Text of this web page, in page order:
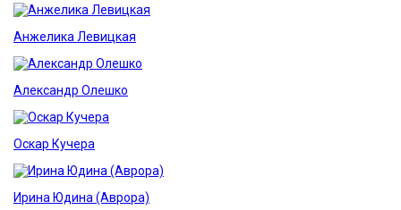
Анжелика Левицкая
Александр Олешко
Оскар Кучера
Ирина Юдина (Аврора)